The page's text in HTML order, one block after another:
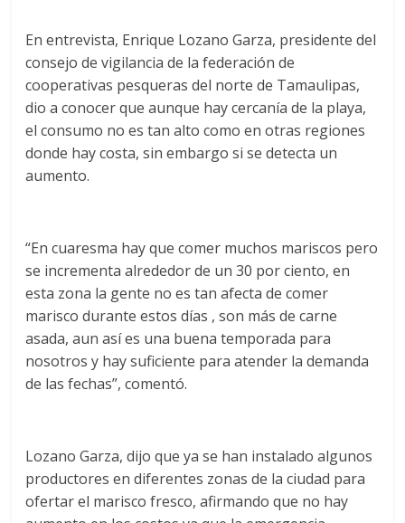
En entrevista, Enrique Lozano Garza, presidente del
consejo de vigilancia de la federación de
cooperativas pesqueras del norte de Tamaulipas,
dio a conocer que aunque hay cercanía de la playa,
el consumo no es tan alto como en otras regiones
donde hay costa, sin embargo si se detecta un
aumento.
“En cuaresma hay que comer muchos mariscos pero
se incrementa alrededor de un 30 por ciento, en
esta zona la gente no es tan afecta de comer
marisco durante estos días , son más de carne
asada, aun así es una buena temporada para
nosotros y hay suficiente para atender la demanda
de las fechas”, comentó.
Lozano Garza, dijo que ya se han instalado algunos
productores en diferentes zonas de la ciudad para
ofertar el marisco fresco, afirmando que no hay